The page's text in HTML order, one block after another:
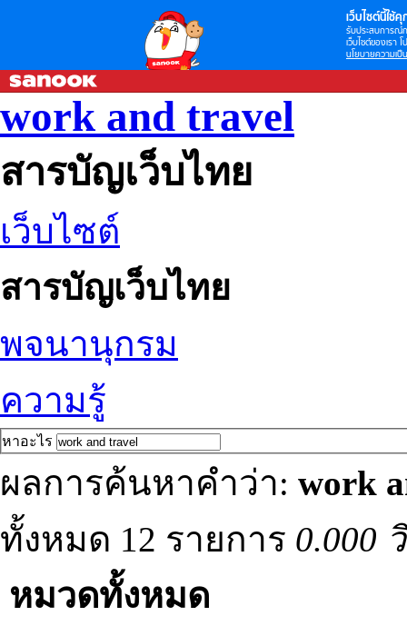
เว็บไซต์นี้ใช้คุ
รับประสบการณ์
เว็บไซต์ของเรา
นโยบายความเป็
work and travel
สารบัญเว็บไทย
เว็บไซต์
สารบัญเว็บไทย
พจนานุกรม
ความรู้
หาอะไร
ผลการค้นหาคำว่า: work
ทั้งหมด 12 รายการ 0.000
หมวดทั้งหมด